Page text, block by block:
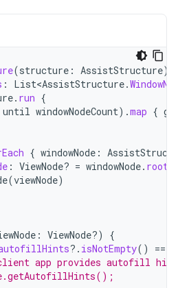
(structure : AssistStructure)
: List<AssistStructure.
. run {
until windowNodeCount).map {
{ windowNode :
: ViewNode? = windowNode.
(viewNode)
: ViewNode?)
{
?. isNotEmpty() ==
app provides autofill